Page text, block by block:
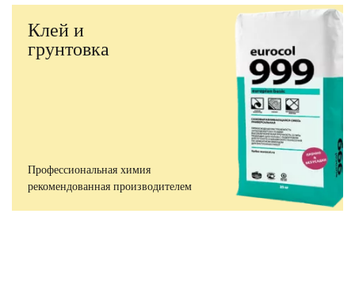
Клей и
грунтовка
Профессиональная химия
рекомендованная производителем